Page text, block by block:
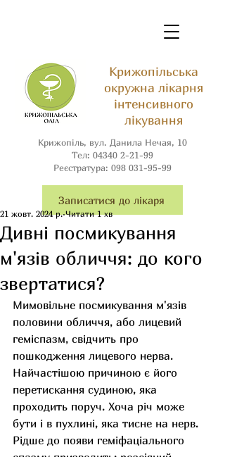
Крижопільська
окружна лікарня
інтенсивного
лікування
Крижопіль, вул. Данила Нечая, 10
Тел: 04340 2-21-99
Реєстратура: 098 031-95-99
Записатися до лікаря
Дивні посмикування
м'язів обличчя: до кого
звертатися?
21 жовт. 2024 р. Читати 1 хв
Мимовільне посмикування м'язів
половини обличчя, або лицевий
геміспазм, свідчить про
пошкодження лицевого нерва.
Найчастішою причиною є його
перетискання судиною, яка
проходить поруч. Хоча річ може
бути і в пухлині, яка тисне на нерв.
Рідше до появи геміфаціального